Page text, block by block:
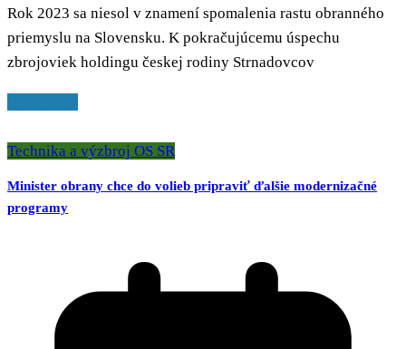
Rok 2023 sa niesol v znamení spomalenia rastu obranného
priemyslu na Slovensku. K pokračujúcemu úspechu
zbrojoviek holdingu českej rodiny Strnadovcov
Technika a výzbroj OS SR
Minister obrany chce do volieb pripraviť ďalšie modernizačné
programy